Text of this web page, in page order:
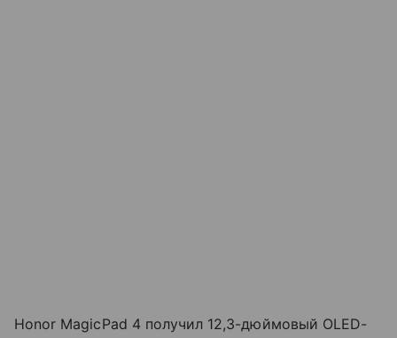
Honor MagicPad 4 получил 12,3-дюймовый OLED-